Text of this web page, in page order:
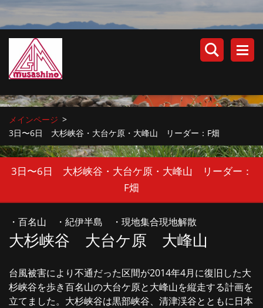
メインページ >
3日〜6日 大杉峡谷・大台ケ原・大峰山 リーダー：F畑
3日〜6日 大杉峡谷・大台ケ原・大峰山 リーダー：
F畑
・百名山 ・紀伊半島 ・現地集合現地解散
大杉峡谷 大台ケ原 大峰山
台風被害により不通だった区間が2014年4月に復旧した大
杉峡谷を歩き百名山の大台ケ原と大峰山を縦走する計画を
立てました。大杉峡谷は黒部峡谷、清津渓谷とともに日本